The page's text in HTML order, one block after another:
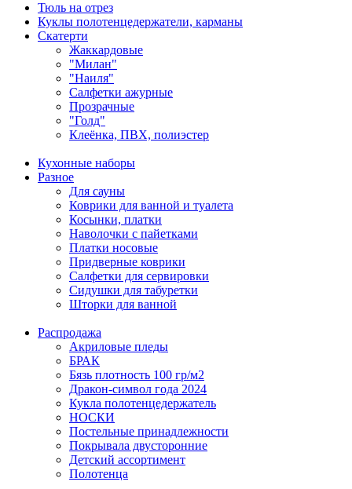
Тюль на отрез
Куклы полотенцедержатели, карманы
Скатерти
Жаккардовые
"Милан"
"Наиля"
Салфетки ажурные
Прозрачные
"Голд"
Клеёнка, ПВХ, полиэстер
Кухонные наборы
Разное
Для сауны
Коврики для ванной и туалета
Косынки, платки
Наволочки с пайетками
Платки носовые
Придверные коврики
Салфетки для сервировки
Сидушки для табуретки
Шторки для ванной
Распродажа
Акриловые пледы
БРАК
Бязь плотность 100 гр/м2
Дракон-символ года 2024
Кукла полотенцедержатель
НОСКИ
Постельные принадлежности
Покрывала двусторонние
Детский ассортимент
Полотенца